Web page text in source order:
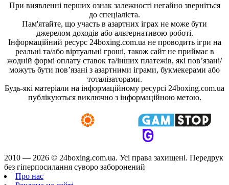
При виявленні перших ознак залежності негайно зверніться
до спеціаліста.
Пам'ятайте, що участь в азартних іграх не може бути
джерелом доходів або альтернативою роботі.
Інформаційний ресурс 24boxing.com.ua не проводить ігри на
реальні та/або віртуальні гроші, також сайт не приймає в
жодній формі оплату ставок та/інших платежів, які пов’язані/
можуть бути пов’язані з азартними іграми, букмекерами або
тоталізаторами.
Будь-які матеріали на інформаційному ресурсі 24boxing.com.ua
публікуються виключно з інформаційною метою.
2010 — 2026 © 24boxing.com.ua. Усi права захищенi. Передрук
без гіперпосилання суворо заборонений
Про нас